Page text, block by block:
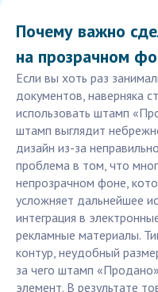
Почему важно
на прозрачном
Если вы хоть раз
документов, наверняка
использовать штамп
штамп выглядит
дизайн из-за
проблема в том, что
непрозрачном фоне,
усложняет дальнейшее
интеграция в
рекламные материалы.
контур, неудобный
за чего штамп
элемент. В результате